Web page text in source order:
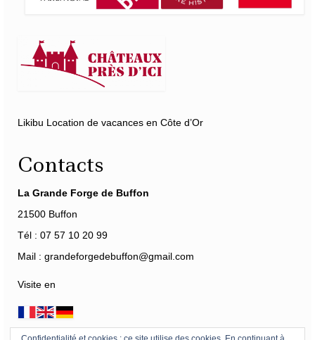
Likibu Location de vacances en Côte d’Or
Contacts
La Grande Forge de Buffon
21500 Buffon
Tél : 07 57 10 20 99
Mail : grandeforgedebuffon@gmail.com
Visite en